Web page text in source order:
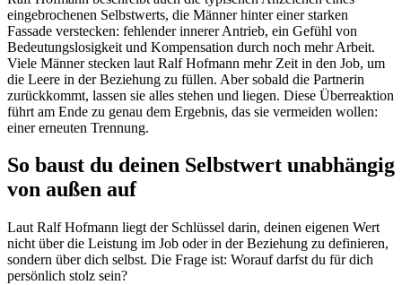
eingebrochenen Selbstwerts, die Männer hinter einer starken
Fassade verstecken: fehlender innerer Antrieb, ein Gefühl von
Bedeutungslosigkeit und Kompensation durch noch mehr Arbeit.
Viele Männer stecken laut Ralf Hofmann mehr Zeit in den Job, um
die Leere in der Beziehung zu füllen. Aber sobald die Partnerin
zurückkommt, lassen sie alles stehen und liegen. Diese Überreaktion
führt am Ende zu genau dem Ergebnis, das sie vermeiden wollen:
einer erneuten Trennung.
So baust du deinen Selbstwert unabhängig
von außen auf
Laut Ralf Hofmann liegt der Schlüssel darin, deinen eigenen Wert
nicht über die Leistung im Job oder in der Beziehung zu definieren,
sondern über dich selbst. Die Frage ist: Worauf darfst du für dich
persönlich stolz sein?